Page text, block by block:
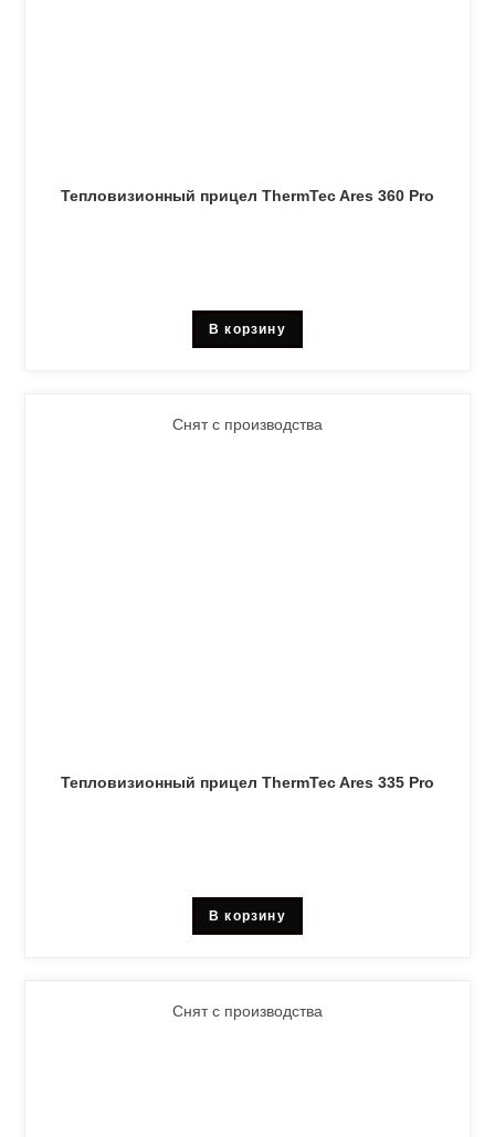
Тепловизионный прицел ThermTec Ares 360 Pro
В корзину
Снят с производства
Тепловизионный прицел ThermTec Ares 335 Pro
В корзину
Снят с производства